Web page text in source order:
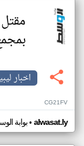
اخبار
CG21FV
بوابة• alwasat.ly